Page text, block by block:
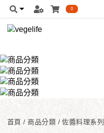
0
首頁/ 商品分類 /佐醬料理系列